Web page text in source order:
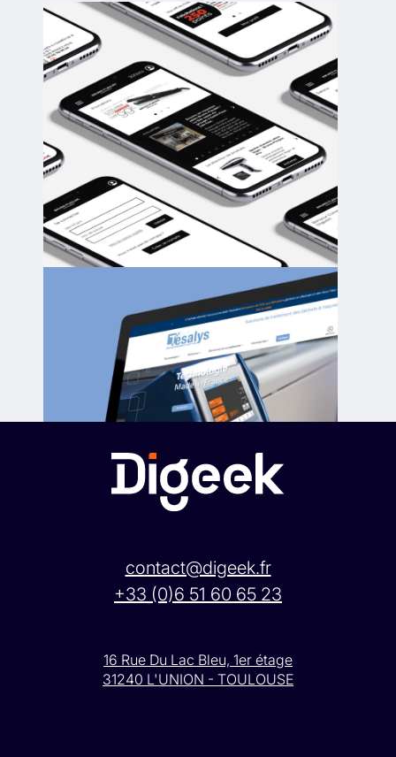
contact@digeek.fr
+33 (0)6 51 60 65 23
16 Rue Du Lac Bleu, 1er étage
31240 L'UNION - TOULOUSE